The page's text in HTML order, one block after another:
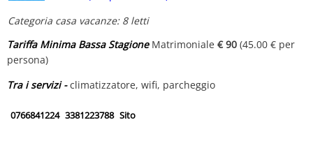
Categoria casa vacanze: 8 letti
Tariffa Minima Bassa StagioneMatrimoniale € 90 (45.00 € per
persona)
Tra i servizi -climatizzatore, wifi, parcheggio
0766841224 3381223788 Sito